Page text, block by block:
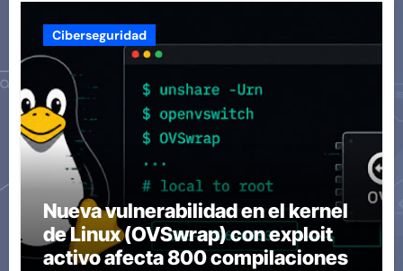
Ciberseguridad
Nueva vulnerabilidad en el kernel
de Linux (OVSwrap) con exploit
activo afecta 800 compilaciones